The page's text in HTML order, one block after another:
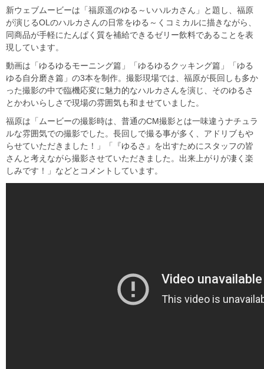
新ウェブムービーは「福原遥のゆる～いハルカさん」と題し、福原
が演じるOLのハルカさんの日常をゆる～くコミカルに描きながら、
同商品が手軽にたんぱく質を補給できるゼリー飲料であることを表
現しています。
動画は「ゆるゆるモーニング篇」「ゆるゆるクッキング篇」「ゆる
ゆる自分磨き篇」の3本を制作。撮影現場では、福原が長回しも多か
った撮影の中で臨機応変に魅力的なハルカさんを演じ、そのゆるさ
とかわいらしさで現場の雰囲気も和ませていました。
福原は「ムービーの撮影時は、普通のCM撮影とは一味違うナチュラ
ルな雰囲気での撮影でした。長回しで撮る事が多く、アドリブもや
らせていただきました！」「『ゆるさ』を出すためにスタッフの皆
さんと考えながら撮影させていただきました。出来上がりが凄く楽
しみです！」などとコメントしています。